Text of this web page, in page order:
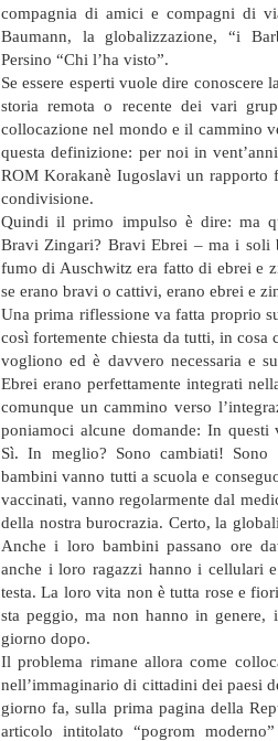
compagnia di amici e compagni di
Baumann, la globalizzazione, “i
Persino “Chi l’ha visto”.
Se essere esperti vuole dire conoscere
storia remota o recente dei vari
collocazione nel mondo e il cammino
questa definizione: per noi in
ROM Korakanè Iugoslavi un rapporto
condivisione.
Quindi il primo impulso è dire: ma
Bravi Zingari? Bravi Ebrei – ma i
fumo di Auschwitz era fatto di ebrei e
se erano bravi o cattivi, erano ebrei e
Una prima riflessione va fatta proprio
così fortemente chiesta da tutti, in cosa
vogliono ed è davvero necessaria e
Ebrei erano perfettamente integrati
comunque un cammino verso
poniamoci alcune domande: In questi
Sì. In meglio? Sono cambiati!
bambini vanno tutti a scuola e
vaccinati, vanno regolarmente dal
della nostra burocrazia. Certo, la
Anche i loro bambini passano ore
anche i loro ragazzi hanno i cellulari
testa. La loro vita non è tutta rose e
sta peggio, ma non hanno in genere,
giorno dopo.
Il problema rimane allora come
nell’immaginario di cittadini dei paesi
giorno fa, sulla prima pagina della
articolo intitolato “pogrom